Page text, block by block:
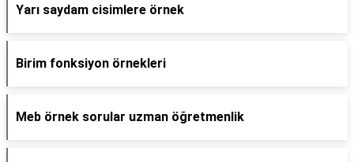
Yarı saydam cisimlere örnek
Birim fonksiyon örnekleri
Meb örnek sorular uzman öğretmenlik